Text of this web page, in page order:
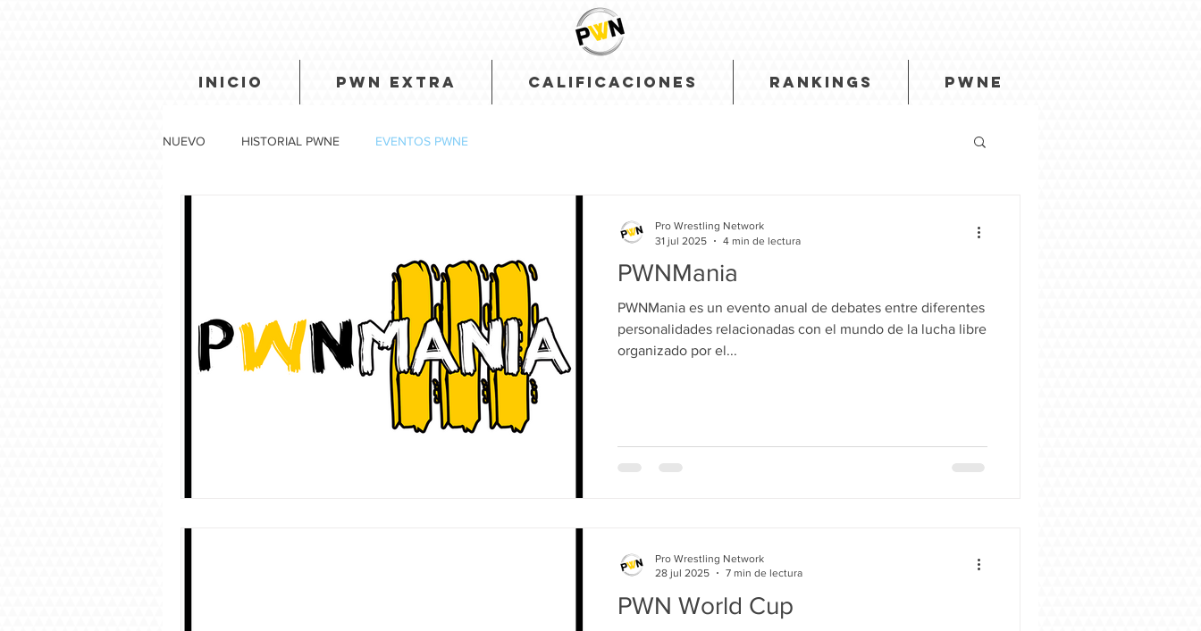
INICIO PWN EXTRA CALIFICACIONES RANKINGS PWNE
NUEVO HISTORIAL PWNE EVENTOS PWNE
PWNMania
PWNMania es un evento anual de debates entre diferentes
personalidades relacionadas con el mundo de la lucha libre
organizado por el...
Pro Wrestling Network
31 jul 2025
4 min de lectura
PWN World Cup
Pro Wrestling Network
28 jul 2025
7 min de lectura